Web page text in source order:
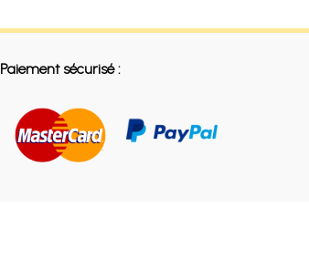
Paiement sécurisé :